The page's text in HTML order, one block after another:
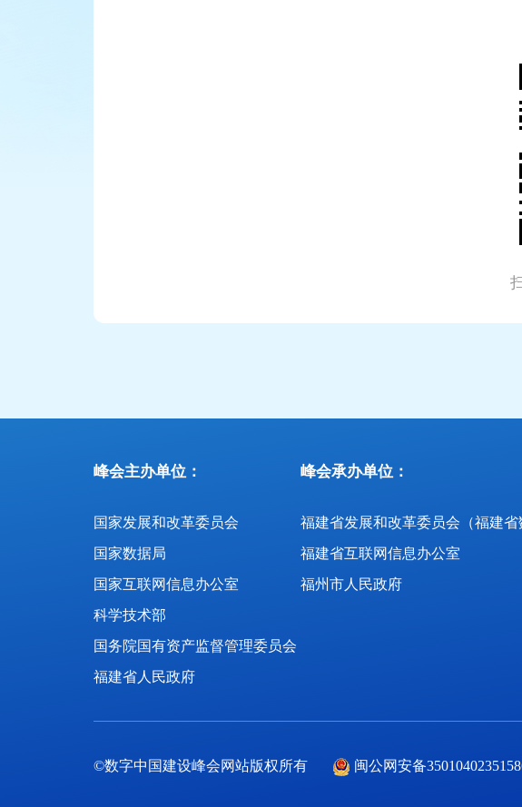
峰会主办单位：
国家发展和改革委员会
国家数据局
国家互联网信息办公室
科学技术部
国务院国有资产监督管理委员会
福建省人民政府
峰会承办单位：
福建省互联网信息办公室
福州市人民政府
©数字中国建设峰会网站版权所有 闽公网安备